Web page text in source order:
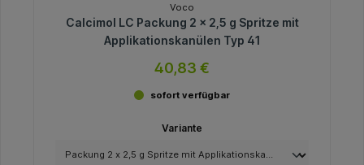
Voco
Calcimol LC Packung 2 x 2,5 g Spritze mit
Applikationskanülen Typ 41
40,83 €
sofort verfügbar
Variante